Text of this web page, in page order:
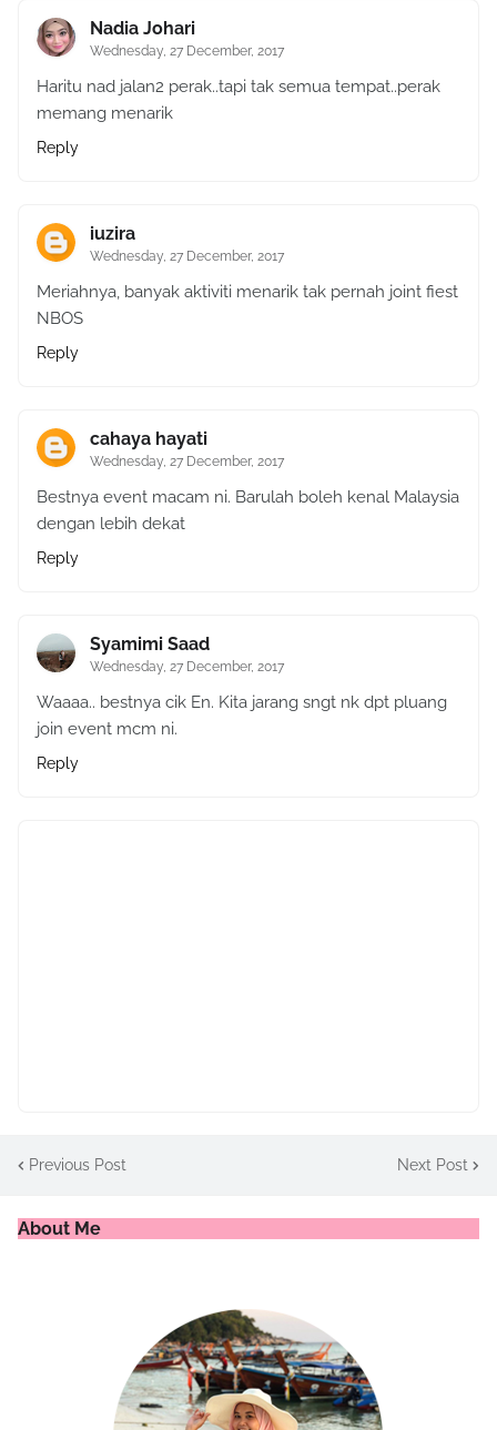
Nadia Johari
Wednesday, 27 December, 2017
Haritu nad jalan2 perak..tapi tak semua tempat..perak
memang menarik
Reply
iuzira
Wednesday, 27 December, 2017
Meriahnya, banyak aktiviti menarik tak pernah joint fiest
NBOS
Reply
cahaya hayati
Wednesday, 27 December, 2017
Bestnya event macam ni. Barulah boleh kenal Malaysia
dengan lebih dekat
Reply
Syamimi Saad
Wednesday, 27 December, 2017
Waaaa.. bestnya cik En. Kita jarang sngt nk dpt pluang
join event mcm ni.
Reply
Previous Post Next Post
About Me